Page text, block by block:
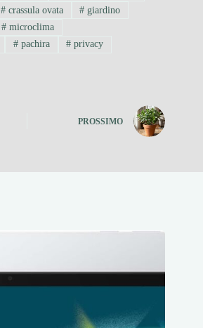
#crassula ovata # giardino
#microclima
#pachira # privacy
PROSSIMO